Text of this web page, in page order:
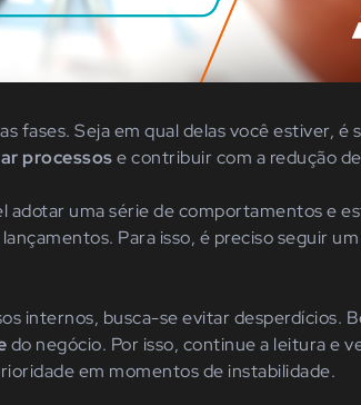
fases. Seja em qual delas você estiver, é
processose contribuir com a redução
adotar uma série de comportamentos e
Para isso, é preciso seguir um
internos, busca-se evitar desperdícios.
do negócio. Por isso, continue a leitura e
em momentos de instabilidade.